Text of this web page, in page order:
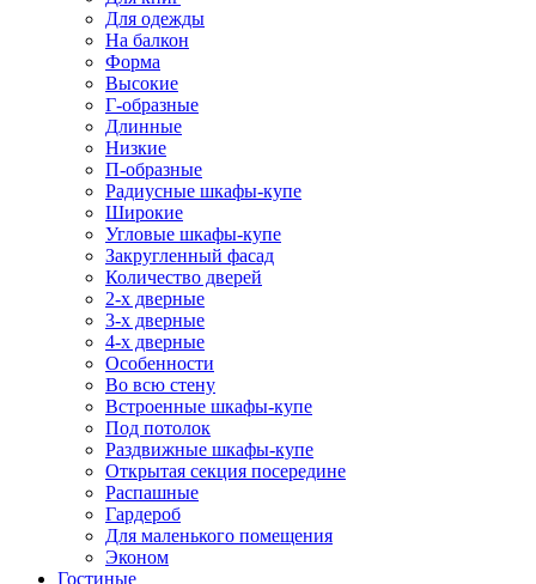
Для одежды
На балкон
Форма
Высокие
Г-образные
Длинные
Низкие
П-образные
Радиусные шкафы-купе
Широкие
Угловые шкафы-купе
Закругленный фасад
Количество дверей
2-х дверные
3-х дверные
4-х дверные
Особенности
Во всю стену
Встроенные шкафы-купе
Под потолок
Раздвижные шкафы-купе
Открытая секция посередине
Распашные
Гардероб
Для маленького помещения
Эконом
Гостиные